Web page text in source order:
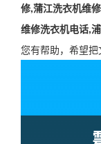
修,蒲江洗衣机维
维修洗衣机电话,
您有帮助，希望把